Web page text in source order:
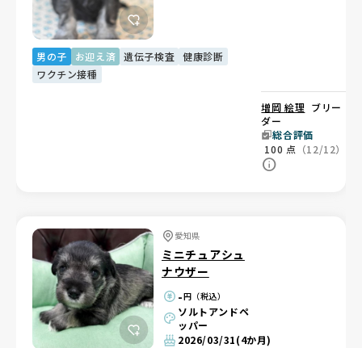
男の子 お迎え済 遺伝子検査
健康診断
ワクチン接種
増岡 絵理 ブリー
ダー
総合評価
100 点 （12/12）
愛知県
ミニチュアシュ
ナウザー
-円（税込）
ソルトアンドペ
ッパー
2026/03/31(4か月)